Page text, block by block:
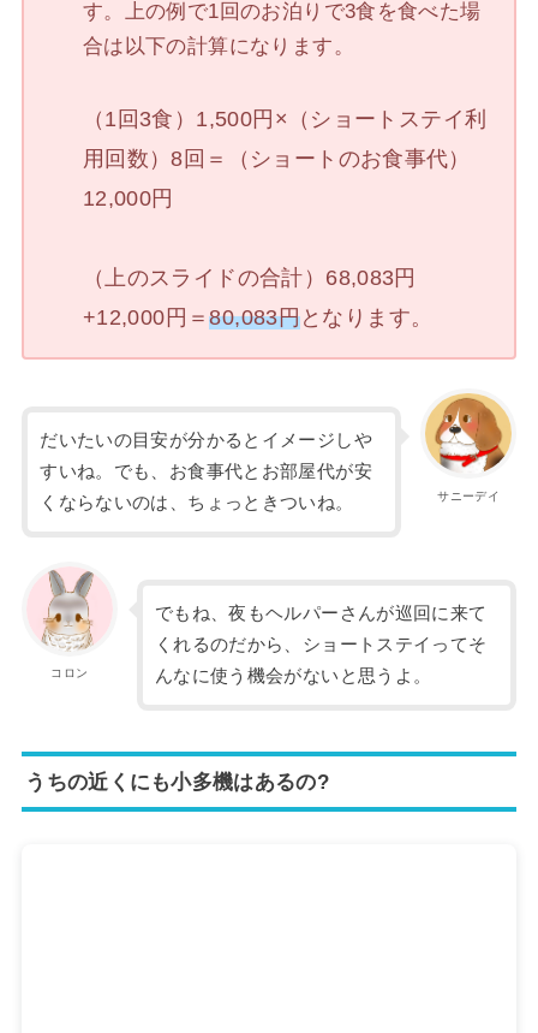
す。上の例で1回のお泊りで3食を食べた場
合は以下の計算になります。
（1回3食）1,500円×（ショートステイ利
用回数）8回＝（ショートのお食事代）
12,000円
（上のスライドの合計）68,083円
+12,000円＝80,083円となります。
サニーデイ
だいたいの目安が分かるとイメージしや
すいね。でも、お食事代とお部屋代が安
くならないのは、ちょっときついね。
コロン
でもね、夜もヘルパーさんが巡回に来て
くれるのだから、ショートステイってそ
んなに使う機会がないと思うよ。
うちの近くにも小多機はあるの?